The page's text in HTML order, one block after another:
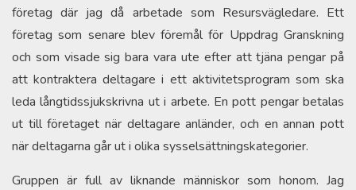
företag där jag då arbetade som Resursvägledare. Ett
företag som senare blev föremål för Uppdrag Granskning
och som visade sig bara vara ute efter att tjäna pengar på
att kontraktera deltagare i ett aktivitetsprogram som ska
leda långtidssjukskrivna ut i arbete. En pott pengar betalas
ut till företaget när deltagare anländer, och en annan pott
när deltagarna går ut i olika sysselsättningskategorier.
Gruppen är full av liknande människor som honom. Jag